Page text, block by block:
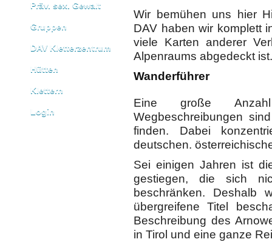
Präv. sex. Gewalt
Gruppen
DAV Kletterzentrum
Hütten
Klettern
Login
Wir bemühen uns hier
DAV haben wir komplett
viele Karten anderer
Alpenraums abgedeckt ist.
Wanderführer
Eine große
Wegbeschreibungen
finden. Dabei
deutschen.
Sei einigen Jahren ist
gestiegen, die sich
beschränken. Deshalb
übergreifene Titel
Beschreibung des
in Tirol und eine ganze